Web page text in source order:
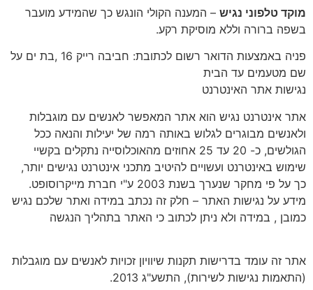
מוקד טלפוני נגיש – המענה הקולי הונגש כך שהמידע מועבר
בשפה ברורה וללא מוסיקת רקע.
פניה באמצעות הדואר רשום לכתובת: חביבה רייק 16 ,בת ים על
שם מטעמים עד הבית
נגישות אתר האינטרנט
אתר אינטרנט נגיש הוא אתר המאפשר לאנשים עם מוגבלות
ולאנשים מבוגרים לגלוש באותה רמה של יעילות והנאה ככל
הגולשים, כ- 20 עד 25 אחוזים מהאוכלוסייה נתקלים בקשיי
שימוש באינטרנט ועשויים להיטיב מתכני אינטרנט נגישים יותר,
כך על פי מחקר שנערך בשנת 2003 ע"י חברת מייקרוסופט.
מידע על נגישות האתר – חלק זה נכתב במידה ואתר שלכם נגיש
כמובן , במידה ולא ניתן לכתוב כי האתר בתהליך הנגשה
אתר זה עומד בדרישות תקנות שיוויון זכויות לאנשים עם מוגבלות
(התאמות נגישות לשירות), התשע"ג 2013.